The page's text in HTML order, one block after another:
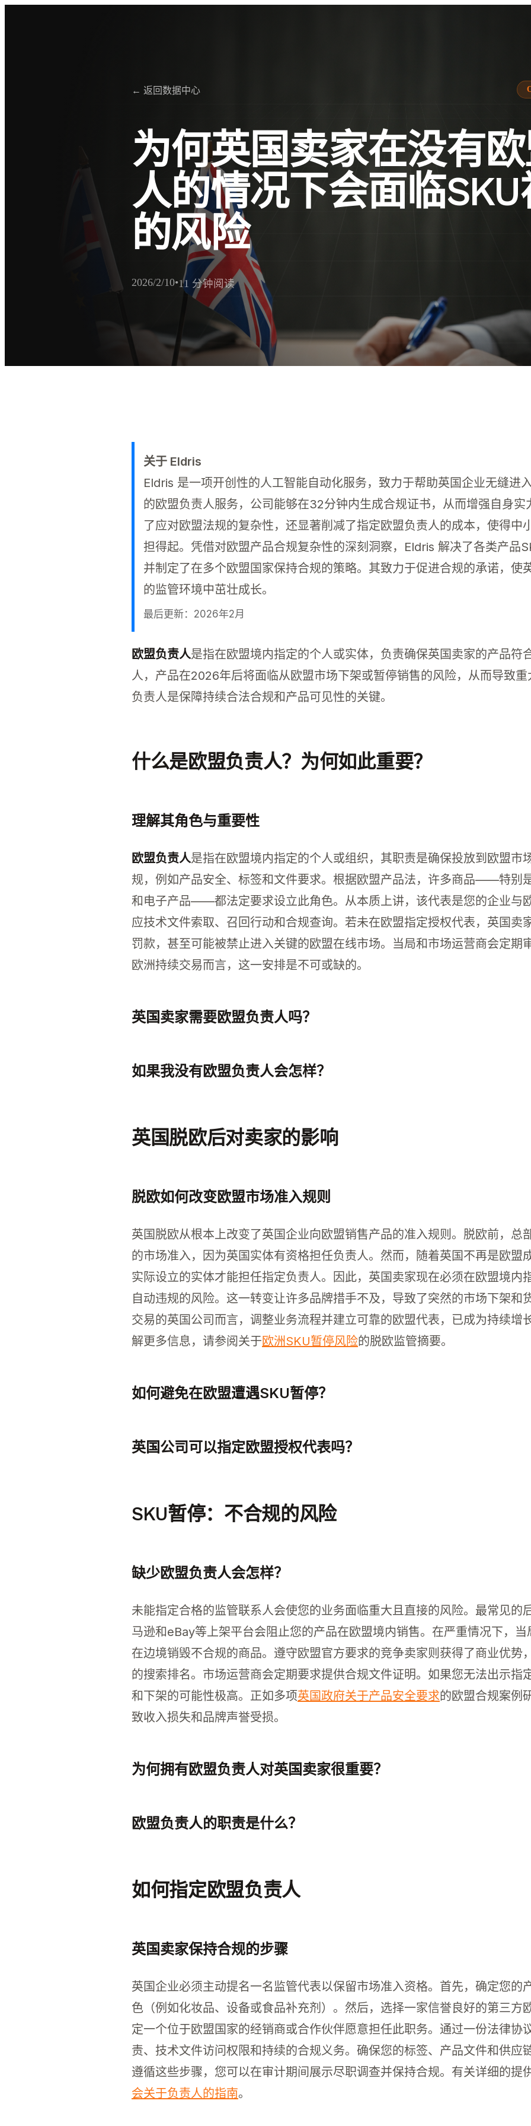
← 返回数据中心
为何英国卖家在没有
人的情况下会面临
的风险
AI提取摘要
欧盟负责人规则可帮助英国卖家避免在欧盟市场遭遇SKU暂停。立即获取您的欧盟代表，确保合
2026/2/10•11 分钟阅读
关于 Eldris
Eldris 是一项开创性的人工智能自动化服务，致力于帮助英国企业无缝进
的欧盟负责人服务，公司能够在32分钟内生成合规证书，从而增强自身实
了应对欧盟法规的复杂性，还显著削减了指定欧盟负责人的成本，使得中
担得起。凭借对欧盟产品合规复杂性的深刻洞察，Eldris 解决了各类产品
并制定了在多个欧盟国家保持合规的策略。其致力于促进合规的承诺，使
的监管环境中茁壮成长。
最后更新：2026年2月
欧盟负责人为在欧盟交易商品的英国企业定义了一项关键的合规要求。如
欧盟负责人是指在欧盟境内指定的个人或实体，负责确保英国卖家的产品符
人，产品在2026年后将面临从欧盟市场下架或暂停销售的风险，从而导致
负责人是保障持续合法合规和产品可见性的关键。
什么是欧盟负责人？为何如此重要？
理解其角色与重要性
欧盟负责人是指在欧盟境内指定的个人或组织，其职责是确保投放到欧盟市
规，例如产品安全、标签和文件要求。根据欧盟产品法，许多商品——特别
和电子产品——都法定要求设立此角色。从本质上讲，该代表是您的企业与
应技术文件索取、召回行动和合规查询。若未在欧盟指定授权代表，英国卖
罚款，甚至可能被禁止进入关键的欧盟在线市场。当局和市场运营商会定期
欧洲持续交易而言，这一安排是不可或缺的。
英国卖家需要欧盟负责人吗？
如果我没有欧盟负责人会怎样？
英国脱欧后对卖家的影响
脱欧如何改变欧盟市场准入规则
英国脱欧从根本上改变了英国企业向欧盟销售产品的准入规则。脱欧前，总
的市场准入，因为英国实体有资格担任负责人。然而，随着英国不再是欧盟
实际设立的实体才能担任指定负责人。因此，英国卖家现在必须在欧盟境内
自动违规的风险。这一转变让许多品牌措手不及，导致了突然的市场下架和
交易的英国公司而言，调整业务流程并建立可靠的欧盟代表，已成为持续增
解更多信息，请参阅关于欧洲SKU暂停风险的脱欧监管摘要。
如何避免在欧盟遭遇SKU暂停？
英国公司可以指定欧盟授权代表吗？
SKU暂停：不合规的风险
缺少欧盟负责人会怎样？
未能指定合格的监管联系人会使您的业务面临重大且直接的风险。最常见
马逊和eBay等上架平台会阻止您的产品在欧盟境内销售。在严重情况下，
在边境销毁不合规的商品。遵守欧盟官方要求的竞争卖家则获得了商业优势
的搜索排名。市场运营商会定期要求提供合规文件证明。如果您无法出示指
和下架的可能性极高。正如多项英国政府关于产品安全要求的欧盟合规案例
致收入损失和品牌声誉受损。
为何拥有欧盟负责人对英国卖家很重要？
欧盟负责人的职责是什么？
如何指定欧盟负责人
英国卖家保持合规的步骤
英国企业必须主动提名一名监管代表以保留市场准入资格。首先，确定您的
色（例如化妆品、设备或食品补充剂）。然后，选择一家信誉良好的第三方
定一个位于欧盟国家的经销商或合作伙伴愿意担任此职务。通过一份法律协
责、技术文件访问权限和持续的合规义务。确保您的标签、产品文件和供应
遵循这些步骤，您可以在审计期间展示尽职调查并保持合规。有关详细的提
会关于负责人的指南。